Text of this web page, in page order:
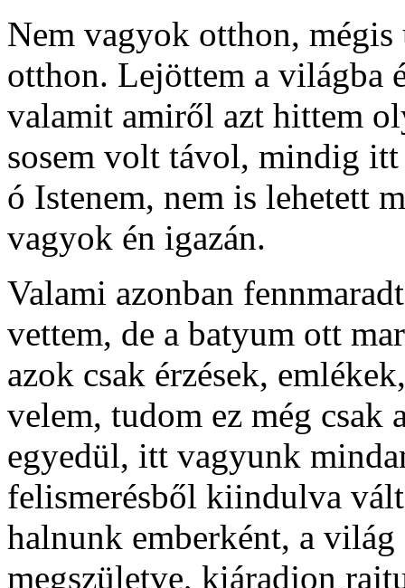
Nem vagyok otthon,
otthon. Lejöttem a világba
valamit amiről azt hittem
sosem volt távol, mindig
ó Istenem, nem is lehetett
vagyok én igazán.
Valami azonban
vettem, de a batyum ott
azok csak érzések,
velem, tudom ez még csak
egyedül, itt vagyunk
felismerésből kiindulva
halnunk emberként, a
megszületve, kiáradjon